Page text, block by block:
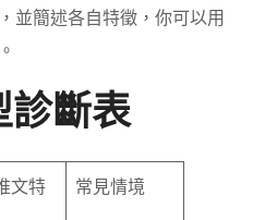
並簡述各自特徵，你可以用
斷表
文特
常見情境